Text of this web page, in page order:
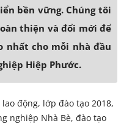
bền vững. Chúng tôi
thiện và đổi mới để
nhất cho mỗi nhà đầu
Hiệp Phước.
lao động, lớp đào tạo 2018,
nghiệp Nhà Bè, đào tạo